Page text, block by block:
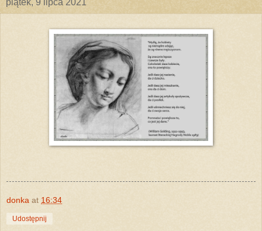
piątek, 9 lipca 2021
donka at 16:34
Udostępnij